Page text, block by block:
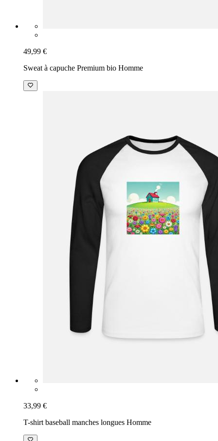
49,99 €
Sweat à capuche Premium bio Homme
33,99 €
T-shirt baseball manches longues Homme